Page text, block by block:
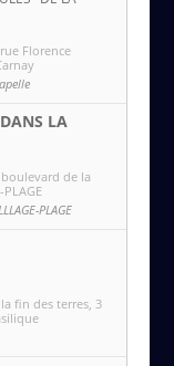
Florence
LA
boulevard de la
PLAGE
PLAGE
fin des terres, 3